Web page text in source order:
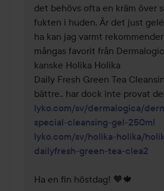
det behövs ofta en kräm över
fukten i huden. Är det just
ha kan jag varmt
mångas favorit från
kanske Holika Holika
Daily Fresh Green Tea
lyko.com/sv/dermalogica/
special-cleansing-gel-250ml
lyko.com/sv/holika-holika/
dailyfresh-green-tea-clea2
Ha en fin höstdag! 🧡🍁